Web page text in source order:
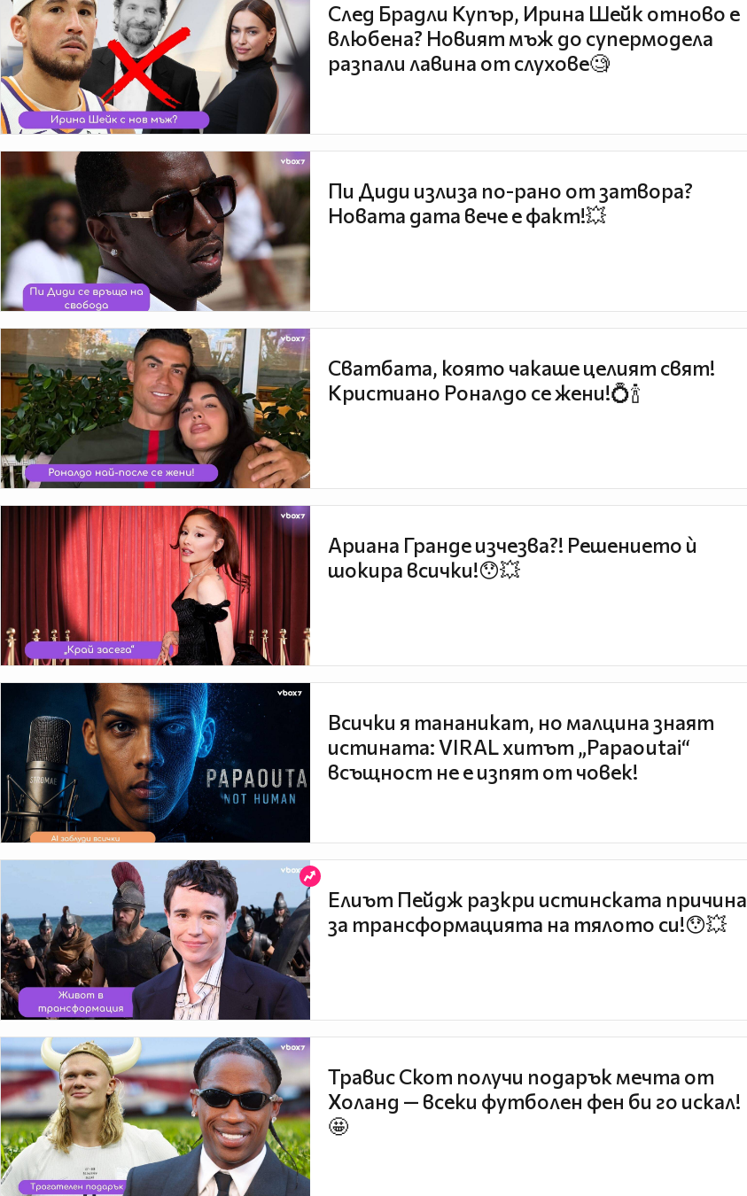
След Брадли Купър, Ирина Шейк отново е
влюбена? Новият мъж до супермодела
разпали лавина от слухове🧐
Пи Диди излиза по-рано от затвора?
Новата дата вече е факт!💥
Сватбата, която чакаше целият свят!
Кристиано Роналдо се жени!💍🍾
Ариана Гранде изчезва?! Решението ѝ
шокира всички!😯💥
Всички я тананикат, но малцина знаят
истината: VIRAL хитът „Papaoutai“
всъщност не е изпят от човек!
Елиът Пейдж разкри истинската причина
за трансформацията на тялото си!😯💥
Травис Скот получи подарък мечта от
Холанд — всеки футболен фен би го искал!
🤩